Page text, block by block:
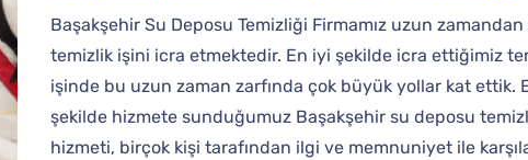
Başakşehir Su Deposu Temizliği Firmamız uzun zamandan
temizlik işini icra etmektedir. En iyi şekilde icra ettiğimiz
işinde bu uzun zaman zarfında çok büyük yollar kat ettik.
şekilde hizmete sunduğumuz Başakşehir su deposu
hizmeti, birçok kişi tarafından ilgi ve memnuniyet ile